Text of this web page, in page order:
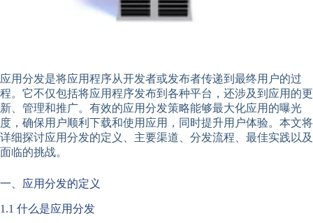
应用分发是将应用程序从开发者或发布者传递到最终用户的过
程。它不仅包括将应用程序发布到各种平台，还涉及到应用的更
新、管理和推广。有效的应用分发策略能够最大化应用的曝光
度，确保用户顺利下载和使用应用，同时提升用户体验。本文将
详细探讨应用分发的定义、主要渠道、分发流程、最佳实践以及
面临的挑战。
一、应用分发的定义
1.1 什么是应用分发